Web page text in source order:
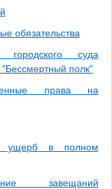
обязательства
городского суда
"Бессмертный полк"
права на
ущерб в полном
завещаний